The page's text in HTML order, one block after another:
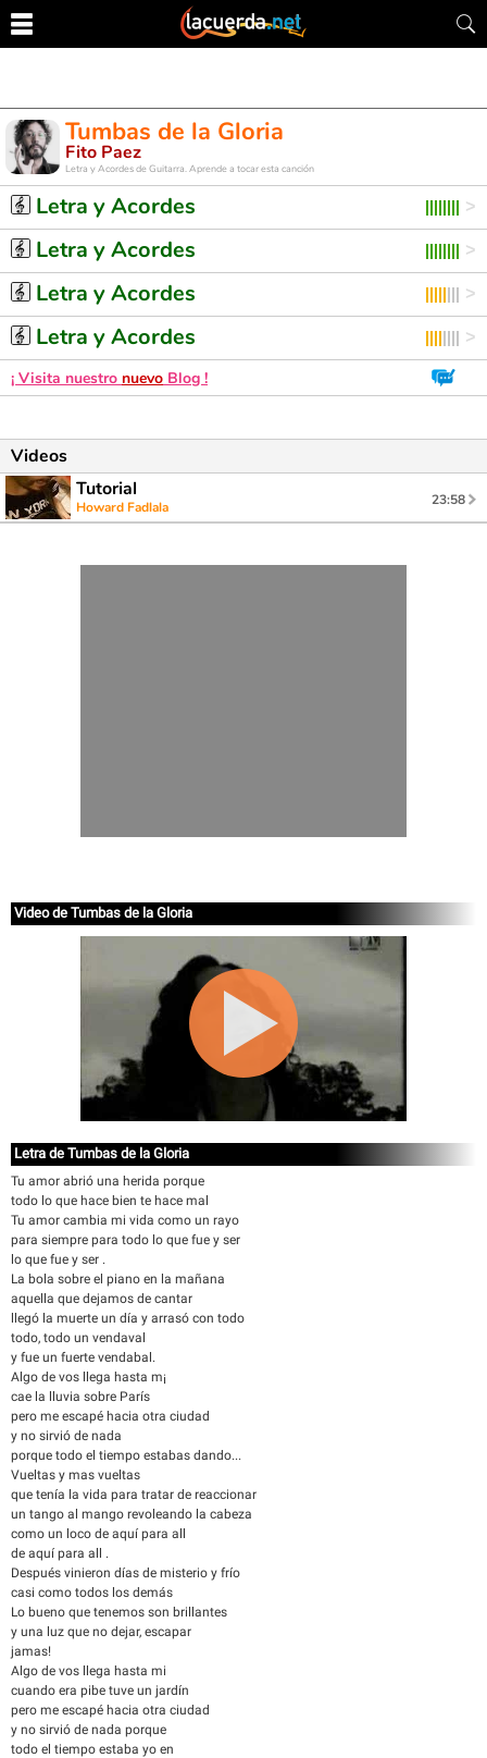
Tumbas de la Gloria
Fito Paez
Letra y Acordes de Guitarra. Aprende a tocar esta canción
Letra y Acordes
Letra y Acordes
Letra y Acordes
Letra y Acordes
¡ Visita nuestro nuevo Blog !
Videos
Tutorial
Howard Fadlala 23:58
Video de Tumbas de la Gloria
Letra de Tumbas de la Gloria
Tu amor abrió una herida porque
todo lo que hace bien te hace mal
Tu amor cambia mi vida como un rayo
para siempre para todo lo que fue y ser
lo que fue y ser .
La bola sobre el piano en la mañana
aquella que dejamos de cantar
llegó la muerte un día y arrasó con todo
todo, todo un vendaval
y fue un fuerte vendabal.
Algo de vos llega hasta m¡
cae la lluvia sobre París
pero me escapé hacia otra ciudad
y no sirvió de nada
porque todo el tiempo estabas dando...
Vueltas y mas vueltas
que tenía la vida para tratar de reaccionar
un tango al mango revoleando la cabeza
como un loco de aquí para all
de aquí para all .
Después vinieron días de misterio y frío
casi como todos los demás
Lo bueno que tenemos son brillantes
y una luz que no dejar, escapar
jamas!
Algo de vos llega hasta mi
cuando era pibe tuve un jardín
pero me escapé hacia otra ciudad
y no sirvió de nada porque
todo el tiempo estaba yo en